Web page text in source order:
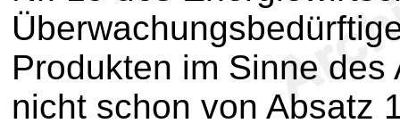
Produkten im Sinne
nicht schon von Absatz